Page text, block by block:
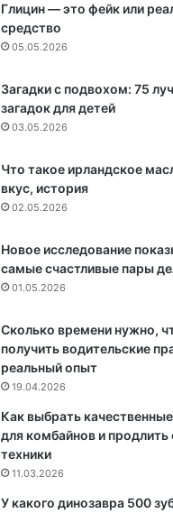
Глицин — это фейк или
средство
05.05.2026
Загадки с подвохом: 75
загадок для детей
03.05.2026
Что такое ирландское
вкус, история
02.05.2026
Новое исследование
самые счастливые пары
01.05.2026
Сколько времени нужно,
получить водительские
реальный опыт
19.04.2026
Как выбрать
для комбайнов и
техники
11.03.2026
У какого динозавра 500